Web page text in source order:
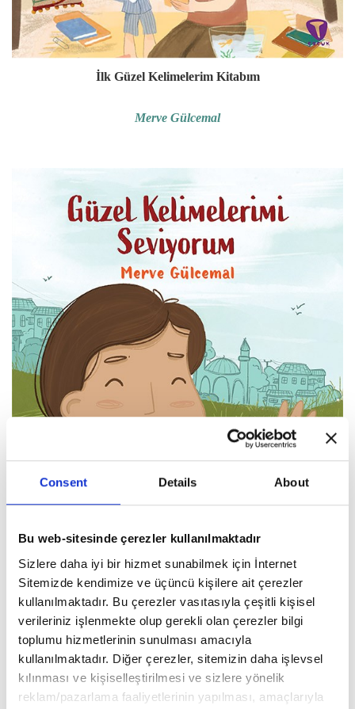
Consent Details About
Bu web-sitesinde çerezler kullanılmaktadır
Sizlere daha iyi bir hizmet sunabilmek için İnternet
Sitemizde kendimize ve üçüncü kişilere ait çerezler
kullanılmaktadır. Bu çerezler vasıtasıyla çeşitli kişisel
verileriniz işlenmekte olup gerekli olan çerezler bilgi
toplumu hizmetlerinin sunulması amacıyla
kullanılmaktadır. Diğer çerezler, sitemizin daha işlevsel
kılınması ve kişiselleştirilmesi ve sizlere yönelik
reklam/pazarlama faaliyetlerinin yapılması, amaçlarıyla
İlk Güzel Kelimelerim Kitabım
Merve Gülcemal
Merve Gülcemal